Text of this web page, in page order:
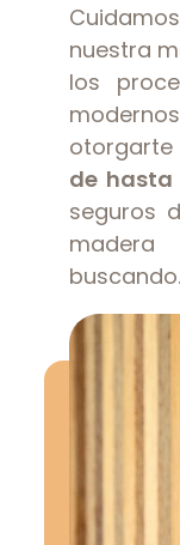
nuestra
los
de
seguros
buscando.